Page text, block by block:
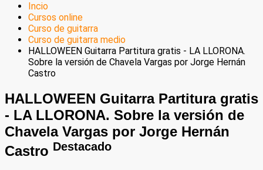
Incio
Cursos online
Curso de guitarra
Curso de guitarra medio
HALLOWEEN Guitarra Partitura gratis - LA LLORONA.
Sobre la versión de Chavela Vargas por Jorge Hernán
Castro
HALLOWEEN Guitarra Partitura gratis
- LA LLORONA. Sobre la versión de
Chavela Vargas por Jorge Hernán
Castro Destacado